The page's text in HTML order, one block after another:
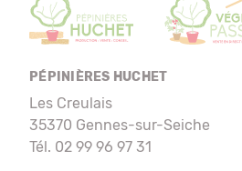
PÉPINIÈRES HUCHET
Les Creulais
35370 Gennes-sur-Seiche
Tél. 02 99 96 97 31